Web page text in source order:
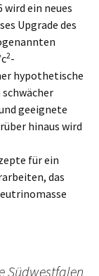
wird ein neues
Upgrade des
2-
hypothetische
geeignete
hinaus wird
für ein
das
Südwestfalen